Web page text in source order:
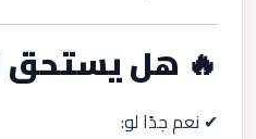
🔥 هل يستحق
✔ نعم جدًا لو: